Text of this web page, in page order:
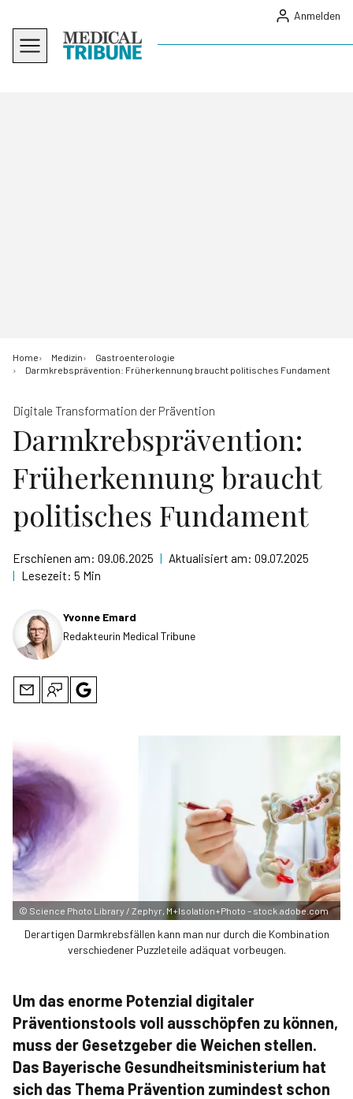
Anmelden
Home Medizin
Gastroenterologie
Darmkrebsprävention: Früherkennung braucht politisches Fundament
Digitale Transformation der Prävention
Darmkrebsprävention:
Früherkennung braucht
politisches Fundament
Erschienen am: 09.06.2025 | Aktualisiert am: 09.07.2025
| Lesezeit: 5 Min
Yvonne Emard
Redakteurin Medical Tribune
© Science Photo Library / Zephyr, M+Isolation+Photo – stock.adobe.com
Derartigen Darmkrebsfällen kann man nur durch die Kombination
verschiedener Puzzleteile adäquat vorbeugen.
Um das enorme Potenzial digitaler
Präventionstools voll ausschöpfen zu können,
muss der Gesetzgeber die Weichen stellen.
Das Bayerische Gesundheitsministerium hat
sich das Thema Prävention zumindest schon